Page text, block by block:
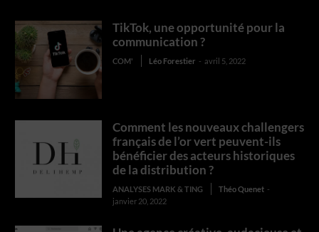
TikTok, une opportunité pour la
communication ?
COM' Léo Forestier - avril 5, 2022
Comment les nouveaux challengers
français de l’or vert peuvent-ils
bénéficier des acteurs historiques
de la distribution ?
ANALYSES MARK & TING Théo Quenet -
janvier 20, 2022